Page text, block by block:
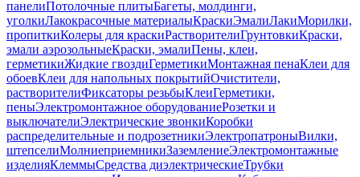
панелиПотолочные плитыБагеты, молдинги,
уголкиЛакокрасочные материалыКраскиЭмалиЛакиМорилки,
пропиткиКолеры для краскиРастворителиГрунтовкиКраски,
эмали аэрозольныеКраски, эмалиПены, клеи,
герметикиЖидкие гвоздиГерметикиМонтажная пенаКлеи для
обоевКлеи для напольных покрытийОчистители,
растворителиФиксаторы резьбыКлеиГерметики,
пеныЭлектромонтажное оборудованиеРозетки и
выключателиЭлектрические звонкиКоробки
распределительные и подрозетникиЭлектропатроныВилки,
штепселиМолниеприемникиЗаземлениеЭлектромонтажные
изделияКлеммыСредства диэлектрическиеТрубки